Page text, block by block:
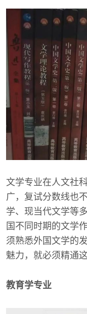
文学专业在人文社
广，复试分数线也
学、现当代文学等
国不同时期的文学
须熟悉外国文学的
魅力，就必须精通
教育学专业